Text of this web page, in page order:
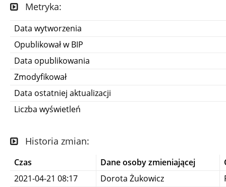
Metryka:
Data wytworzenia
Opublikował w BIP
Data opublikowania
Zmodyfikował
Data ostatniej aktualizacji
Liczba wyświetleń
Historia zmian:
Czas Dane osoby zmieniającej
2021-04-21 08:17
Dorota Żukowicz